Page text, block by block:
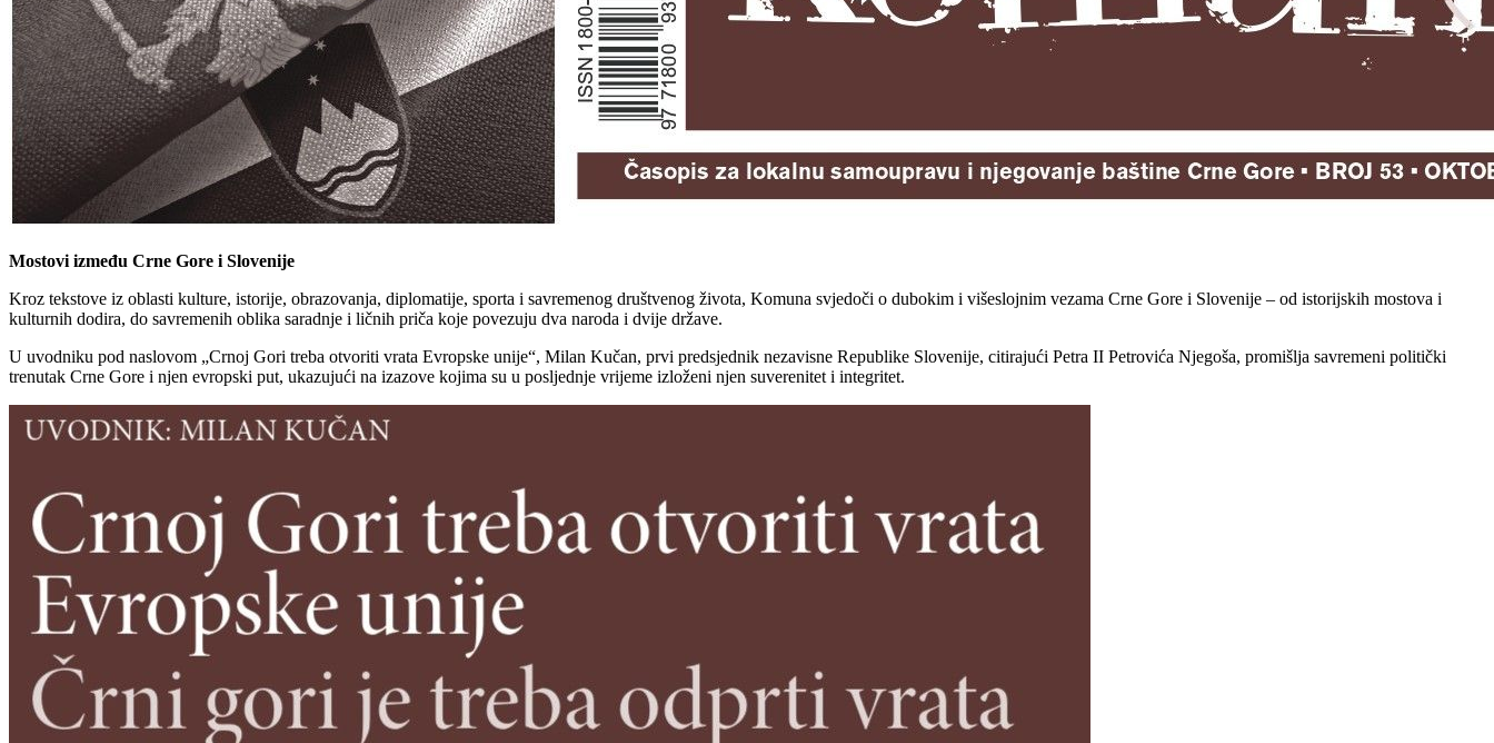
Mostovi između Crne Gore i Slovenije
Kroz tekstove iz oblasti kulture, istorije, obrazovanja, diplomatije, sporta i savremenog društvenog života, Komuna svjedoči o dubokim i višeslojnim vezama Crne Gore i Slovenije – od istorijskih mostova i
kulturnih dodira, do savremenih oblika saradnje i ličnih priča koje povezuju dva naroda i dvije države.
U uvodniku pod naslovom „Crnoj Gori treba otvoriti vrata Evropske unije“, Milan Kučan, prvi predsjednik nezavisne Republike Slovenije, citirajući Petra II Petrovića Njegoša, promišlja savremeni politički
trenutak Crne Gore i njen evropski put, ukazujući na izazove kojima su u posljednje vrijeme izloženi njen suverenitet i integritet.